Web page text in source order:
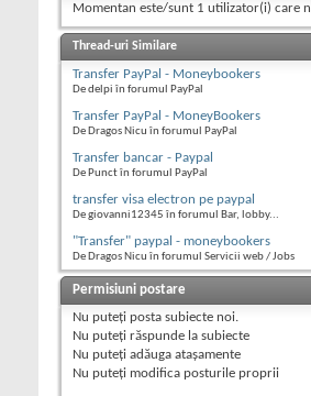
Momentan este/sunt 1 utilizator(i) care
Thread-uri Similare
Transfer PayPal - Moneybookers
De delpi în forumul PayPal
Transfer PayPal - MoneyBookers
De Dragos Nicu în forumul PayPal
Transfer bancar - Paypal
De Punct în forumul PayPal
transfer visa electron pe paypal
De giovanni12345 în forumul Bar, lobby...
"Transfer" paypal - moneybookers
De Dragos Nicu în forumul Servicii web / Jobs
Permisiuni postare
Nu puteţi posta subiecte noi.
Nu puteţi răspunde la subiecte
Nu puteţi adăuga ataşamente
Nu puteţi modifica posturile proprii